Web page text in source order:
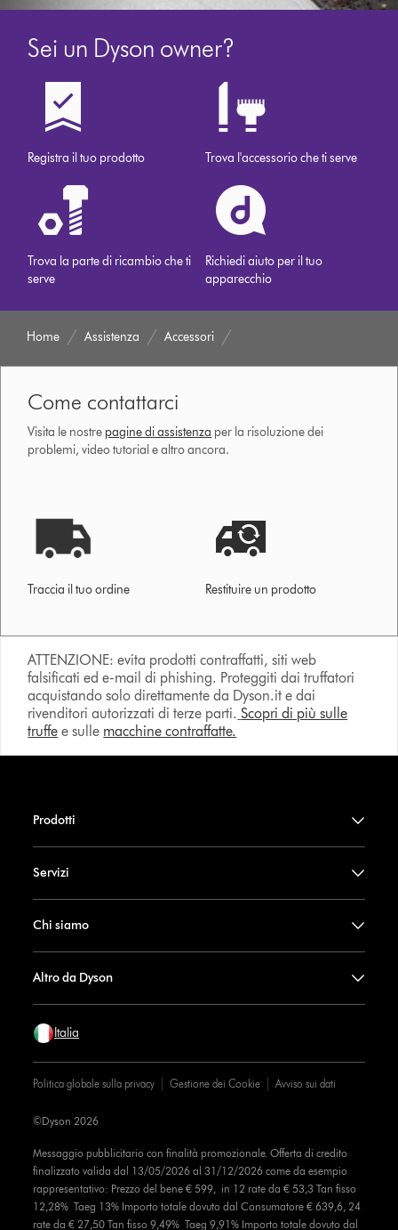
Sei un Dyson owner?
Registra il tuo prodotto Trova l'accessorio che ti serve
Trova la parte di ricambio che ti
serve
Richiedi aiuto per il tuo
apparecchio
Home Assistenza Accessori
Come contattarci
Visita le nostre pagine di assistenza per la risoluzione dei
problemi, video tutorial e altro ancora.
Traccia il tuo ordine Restituire un prodotto
ATTENZIONE: evita prodotti contraffatti, siti web
falsificati ed e-mail di phishing. Proteggiti dai truffatori
acquistando solo direttamente da Dyson.it e dai
rivenditori autorizzati di terze parti. Scopri di più sulle
truffe e sulle macchine contraffatte.
Prodotti
Servizi
Chi siamo
Altro da Dyson
Italia
Politica globale sulla privacy Gestione dei Cookie Avviso sui dati
Messaggio pubblicitario con finalità promozionale. Offerta di credito
finalizzato valida dal 13/05/2026 al 31/12/2026 come da esempio
rappresentativo: Prezzo del bene € 599, in 12 rate da € 53,3 Tan fisso
12,28% Taeg 13% Importo totale dovuto dal Consumatore € 639,6, 24
rate da € 27,50 Tan fisso 9,49% Taeg 9,91% Importo totale dovuto dal
©Dyson 2026